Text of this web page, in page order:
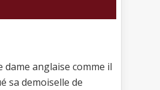
dame anglaise comme il
sa demoiselle de